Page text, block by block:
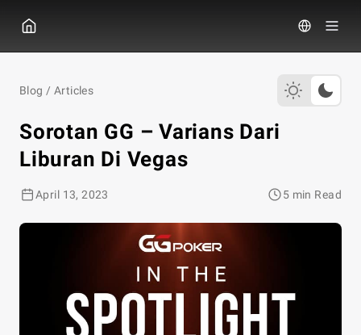
Blog / Articles
Sorotan GG – Varians Dari
Liburan Di Vegas
April 13, 2023 5 min Read